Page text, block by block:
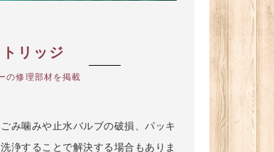
リッジ
の修理部材を掲載
み噛みや止水バルブの破損、パッキ
浄することで解決する場合もありま